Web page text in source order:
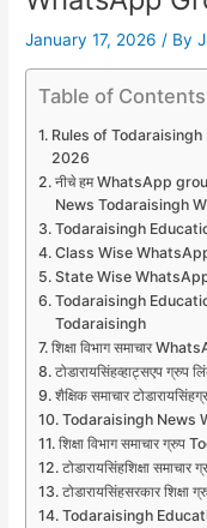
January 17, 2026/ By
Table of Contents
Rules of
2026
नीचे हम WhatsApp
News Todaraisingh
Todaraisingh
Class Wise
State Wise
Todaraisingh
Todaraisingh
शिक्षा विभाग समाचार
टोडारायसिंहव्हाट्सएप ग्रुप
शैक्षिक समाचार
Todaraisingh News
शिक्षा विभाग समाचार
टोडारायसिंहशिक्षा समाचार
टोडारायसिंहसरकार
Todaraisingh